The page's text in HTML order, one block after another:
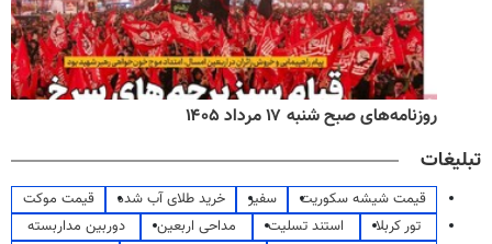
روزنامه‌های صبح شنبه ۱۷ مرداد ۱۴۰۵
تبلیغات
قیمت شیشه سکوریت سفیر خرید طلای آب شده
قیمت موکت
تور کربلا
استند تسلیت مداحی اربعین
دوربین مداربسته